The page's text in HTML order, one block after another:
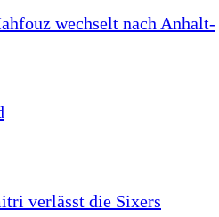
wechselt nach Anhalt-
verlässt die Sixers